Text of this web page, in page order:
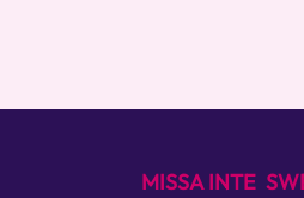
MISSA INTE